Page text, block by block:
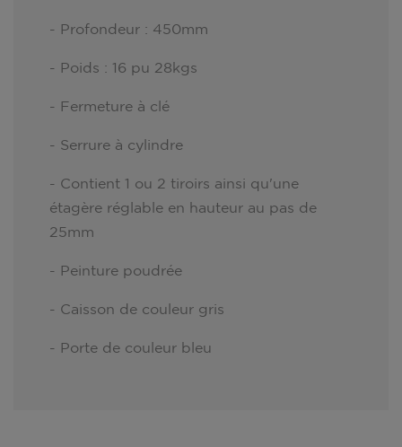
- Profondeur : 450mm
- Poids : 16 pu 28kgs
- Fermeture à clé
- Serrure à cylindre
- Contient 1 ou 2 tiroirs ainsi qu'une
étagère réglable en hauteur au pas de
25mm
- Peinture poudrée
- Caisson de couleur gris
- Porte de couleur bleu